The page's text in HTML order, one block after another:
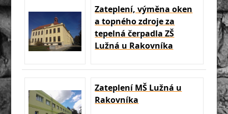
Zateplení, výměna oken
a topného zdroje za
tepelná čerpadla ZŠ
Lužná u Rakovníka
Zateplení MŠ Lužná u
Rakovníka